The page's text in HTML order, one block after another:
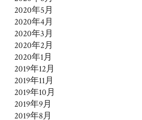
2020年5月
2020年4月
2020年3月
2020年2月
2020年1月
2019年12月
2019年11月
2019年10月
2019年9月
2019年8月